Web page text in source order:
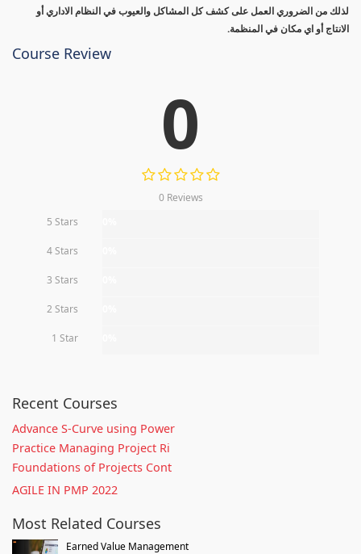
لذلك من الضروري العمل على كشف كل المشاكل والعيوب في النظام الاداري أو
الانتاج أو اي مكان في المنظمة.
Course Review
0
0 Reviews
5 Stars
4 Stars
3 Stars
2 Stars
1 Star
Recent Courses
Advance S-Curve using Power
Practice Managing Project Ri
Foundations of Projects Cont
AGILE IN PMP 2022
Most Related Courses
Earned Value Management